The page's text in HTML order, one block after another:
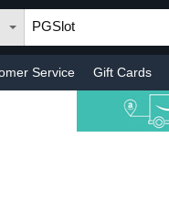
Service Gift Cards